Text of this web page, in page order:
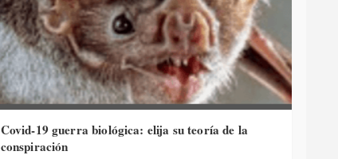
Covid-19 guerra biológica: elija su teoría de la
conspiración